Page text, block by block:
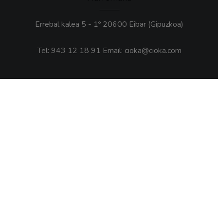
Errebal kalea 5 - 1º 20600 Eibar (Gipuzkoa)
Tel: 943 12 18 91 Email: cioka@cioka.com